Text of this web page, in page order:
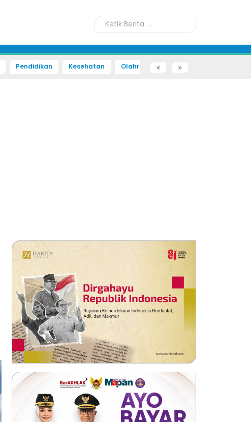
Pendidikan Kesehatan Olahraga Sains dan Teknologi